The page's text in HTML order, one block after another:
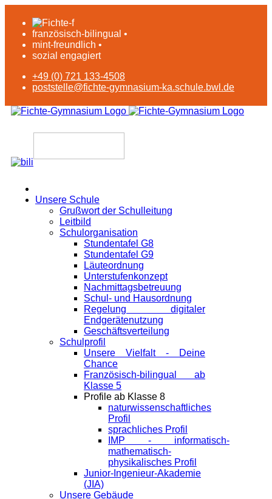
französisch-bilingual •
mint-freundlich •
sozial engagiert
+49 (0) 721 133-4508
poststelle@fichte-gymnasium-ka.schule.bwl.de
Unsere Schule
Grußwort der Schulleitung
Leitbild
Schulorganisation
Stundentafel G8
Stundentafel G9
Läuteordnung
Unterstufenkonzept
Nachmittagsbetreuung
Schul- und Hausordnung
Regelung digitaler
Endgeräte­nutzung
Geschäftsverteilung
Schulprofil
Unsere Vielfalt - Deine
Chance
Französisch-bilingual ab
Klasse 5
Profile ab Klasse 8
naturwissenschaftliches
Profil
sprachliches Profil
IMP - informatisch-
mathematisch-
physikalisches Profil
Junior-Ingenieur-Akademie
(JIA)
Unsere Gebäude